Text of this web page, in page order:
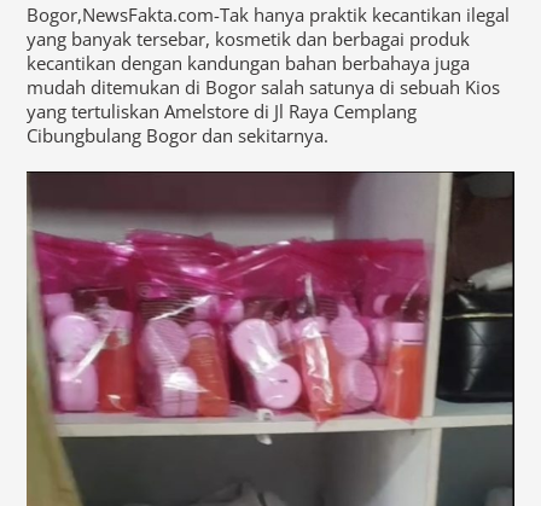
Bogor,NewsFakta.com-Tak hanya praktik kecantikan ilegal
yang banyak tersebar, kosmetik dan berbagai produk
kecantikan dengan kandungan bahan berbahaya juga
mudah ditemukan di Bogor salah satunya di sebuah Kios
yang tertuliskan Amelstore di Jl Raya Cemplang
Cibungbulang Bogor dan sekitarnya.